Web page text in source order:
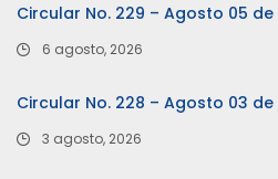
Circular No. 229 – Agosto 05 de
6 agosto, 2026
Circular No. 228 – Agosto 03 de
3 agosto, 2026